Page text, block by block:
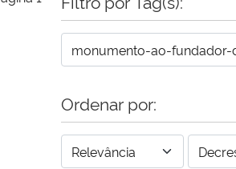
Ordenar por: